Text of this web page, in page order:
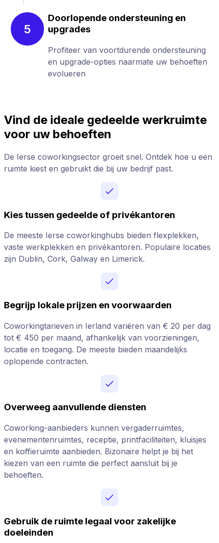
5
Doorlopende ondersteuning en
upgrades
Profiteer van voortdurende ondersteuning
en upgrade-opties naarmate uw behoeften
evolueren
Vind de ideale gedeelde werkruimte
voor uw behoeften
De Ierse coworkingsector groeit snel. Ontdek hoe u een
ruimte kiest en gebruikt die bij uw bedrijf past.
Kies tussen gedeelde of privékantoren
De meeste Ierse coworkinghubs bieden flexplekken,
vaste werkplekken en privékantoren. Populaire locaties
zijn Dublin, Cork, Galway en Limerick.
Begrijp lokale prijzen en voorwaarden
Coworkingtarieven in Ierland variëren van € 20 per dag
tot € 450 per maand, afhankelijk van voorzieningen,
locatie en toegang. De meeste bieden maandelijks
oplopende contracten.
Overweeg aanvullende diensten
Coworking-aanbieders kunnen vergaderruimtes,
evenementenruimtes, receptie, printfaciliteiten, kluisjes
en koffieruimte aanbieden. Bizonaire helpt je bij het
kiezen van een ruimte die perfect aansluit bij je
behoeften.
Gebruik de ruimte legaal voor zakelijke
doeleinden